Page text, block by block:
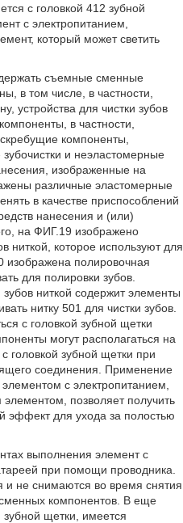
с головкой 412 зубной
с электропитанием,
который может светить
съемные сменные
в том числе, в частности,
устройства для чистки зубов
в частности,
компоненты,
и неэластомерные
изображенные на
различные эластомерные
в качестве приспособлений
нанесения и (или)
на ФИГ.19 изображено
ниткой, которое используют для
изображена полировочная
для полировки зубов.
ниткой содержит элементы
нитку 501 для чистки зубов.
с головкой зубной щетки
могут располагаться на
головкой зубной щетки при
соединения. Применение
с электропитанием,
позволяет получить
эффект для ухода за полостью
выполнения элемент с
при помощи проводника.
и не снимаются во время снятия
компонентов. В еще
щетки, имеется